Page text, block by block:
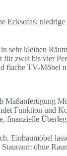
Ecksofas;
sehr kleinen
für zwei bis vier
flache TV-Möbel
Maßanfertigung
Funktion und
finanzielle
Einbaumöbel
ohne